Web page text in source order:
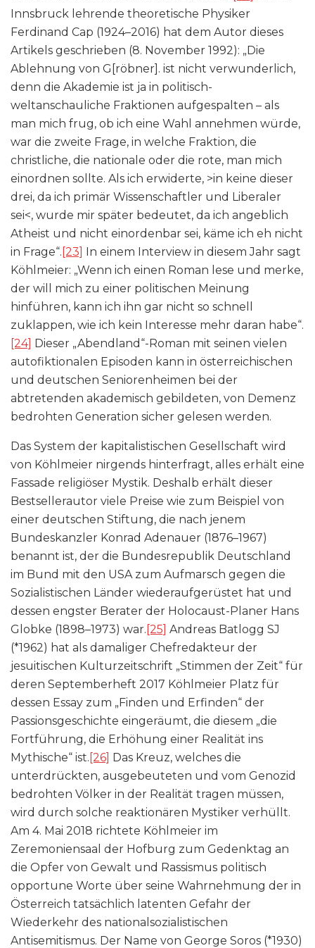
Innsbruck lehrende theoretische Physiker
Ferdinand Cap (1924–2016) hat dem Autor dieses
Artikels geschrieben (8. November 1992): „Die
Ablehnung von G[röbner]. ist nicht verwunderlich,
denn die Akademie ist ja in politisch-
weltanschauliche Fraktionen aufgespalten – als
man mich frug, ob ich eine Wahl annehmen würde,
war die zweite Frage, in welche Fraktion, die
christliche, die nationale oder die rote, man mich
einordnen sollte. Als ich erwiderte, >in keine dieser
drei, da ich primär Wissenschaftler und Liberaler
sei<, wurde mir später bedeutet, da ich angeblich
Atheist und nicht einordenbar sei, käme ich eh nicht
in Frage“. [23] In einem Interview in diesem Jahr sagt
Köhlmeier: „Wenn ich einen Roman lese und merke,
der will mich zu einer politischen Meinung
hinführen, kann ich ihn gar nicht so schnell
zuklappen, wie ich kein Interesse mehr daran habe“.
[24] Dieser „Abendland“-Roman mit seinen vielen
autofiktionalen Episoden kann in österreichischen
und deutschen Seniorenheimen bei der
abtretenden akademisch gebildeten, von Demenz
bedrohten Generation sicher gelesen werden.
Das System der kapitalistischen Gesellschaft wird
von Köhlmeier nirgends hinterfragt, alles erhält eine
Fassade religiöser Mystik. Deshalb erhält dieser
Bestsellerautor viele Preise wie zum Beispiel von
einer deutschen Stiftung, die nach jenem
Bundeskanzler Konrad Adenauer (1876–1967)
benannt ist, der die Bundesrepublik Deutschland
im Bund mit den USA zum Aufmarsch gegen die
Sozialistischen Länder wiederaufgerüstet hat und
dessen engster Berater der Holocaust-Planer Hans
Globke (1898–1973) war. [25] Andreas Batlogg SJ
(*1962) hat als damaliger Chefredakteur der
jesuitischen Kulturzeitschrift „Stimmen der Zeit“ für
deren Septemberheft 2017 Köhlmeier Platz für
dessen Essay zum „Finden und Erfinden“ der
Passionsgeschichte eingeräumt, die diesem „die
Fortführung, die Erhöhung einer Realität ins
Mythische“ ist. [26] Das Kreuz, welches die
unterdrückten, ausgebeuteten und vom Genozid
bedrohten Völker in der Realität tragen müssen,
wird durch solche reaktionären Mystiker verhüllt.
Am 4. Mai 2018 richtete Köhlmeier im
Zeremoniensaal der Hofburg zum Gedenktag an
die Opfer von Gewalt und Rassismus politisch
opportune Worte über seine Wahrnehmung der in
Österreich tatsächlich latenten Gefahr der
Wiederkehr des nationalsozialistischen
Antisemitismus. Der Name von George Soros (*1930)